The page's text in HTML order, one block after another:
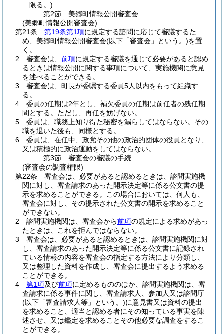
限る。)
第2節
美郷町情報公開審査会
(美郷町情報公開審査会)
第21条
第19条第1項に規定する諮問に応じて審議するた
め、美郷町情報公開審査会(以下「審査会」という。)を置
く。
2
審査会は、 前項に規定する審議を通じて必要があると認め
るときは情報公開に関する事項について、実施機関に意見
を述べることができる。
3
審査会は、町長が委嘱する委員5人以内をもって組織す
る。
4
委員の任期は2年とし、補欠委員の任期は前任者の残任期
間とする。 ただし、再任を妨げない。
5
委員は、職務上知り得た秘密を漏らしてはならない。 その
職を退いた後も、同様とする。
6
委員は、在任中、政党その他の政治的団体の役員となり、
又は積極的に政治運動をしてはならない。
第3節
審査会の審議の手続
(審査会の調査権限)
第22条
審査会は、必要があると認めるときは、諮問実施機
関に対し、審査請求のあった開示決定等に係る公文書の提
示を求めることができる。
この場合においては、何人も、
審査会に対し、その提示された公文書の開示を求めること
ができない。
2
諮問実施機関は、審査会から前項の規定による求めがあっ
たときは、これを拒んではならない。
3
審査会は、必要があると認めるときは、諮問実施機関に対
し、審査請求のあった開示決定等に係る公文書に記録され
ている情報の内容を審査会の指定する方法により分類し、
又は整理した資料を作成し、審査会に提出するよう求める
ことができる。
4
第1項及び前項に定めるもののほか、諮問実施機関は、審
査請求に係る事件に関し、審査請求人、参加人又は諮問庁
(以下「審査請求人等」という。)に意見書又は資料の提出
を求めること、適当と認める者にその知っている事実を陳
述させ、又は鑑定を求めることその他必要な調査をするこ
とができる。